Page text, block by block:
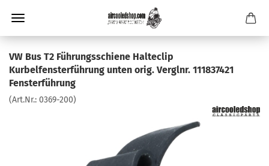
VW Bus T2 Führungsschiene Halteclip
Kurbelfensterführung unten orig. Verglnr. 111837421
Fensterführung
(Art.Nr.: 0369-200)